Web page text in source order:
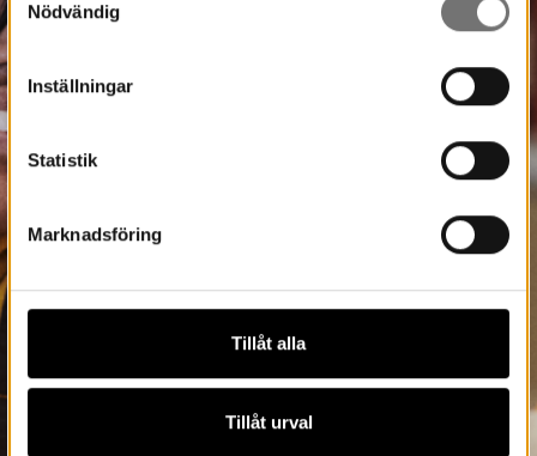
Nödvändig
Inställningar
Statistik
Marknadsföring
Tillåt alla
Tillåt urval